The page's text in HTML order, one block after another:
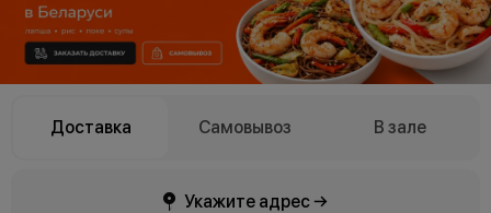
Доставка Самовывоз В зале
Укажите адрес →